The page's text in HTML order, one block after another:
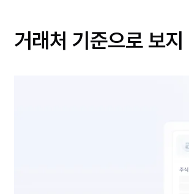
거래처 기준으로 보